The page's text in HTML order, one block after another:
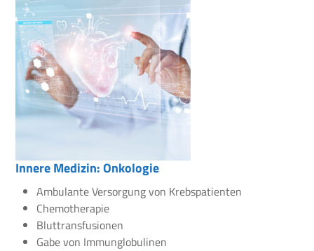
Innere Medizin: Onkologie
Ambulante Versorgung von Krebspatienten
Chemotherapie
Bluttransfusionen
Gabe von Immunglobulinen